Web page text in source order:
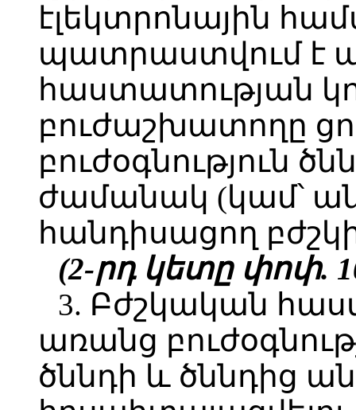
էլեկտրոնային
պատրաստվում է
հաստատության
բուժաշխատողը
բուժօգնություն
ժամանակ (կամ՝
հանդիսացող
(2-րդ կետը փոփ.
3. Բժշկական
առանց
ծննդի և ծննդից